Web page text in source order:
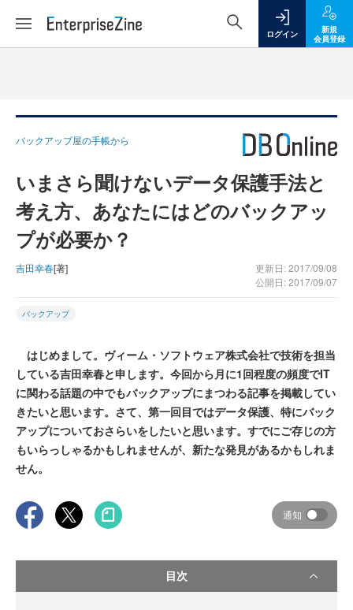
ログイン
新規
会員登録
バックアップ屋の手帳から
いまさら聞けないデータ保護手法と
考え方、あなたにはどのバックアッ
プが必要か？
吉田幸春[著]
更新日: 2017/09/08
公開日: 2017/09/07
バックアップ
はじめまして。ヴィーム・ソフトウェア株式会社で技術を担当
している吉田幸春と申します。今回から月に1回程度の頻度でIT
に関わる話題の中でもバックアップにまつわる記事を掲載してい
きたいと思います。さて、第一回目ではデータ保護、特にバック
アップについておさらいをしたいと思います。すでにご存じの方
もいらっしゃるかもしれませんが、新たな発見があるかもしれま
せん。
通知
目次